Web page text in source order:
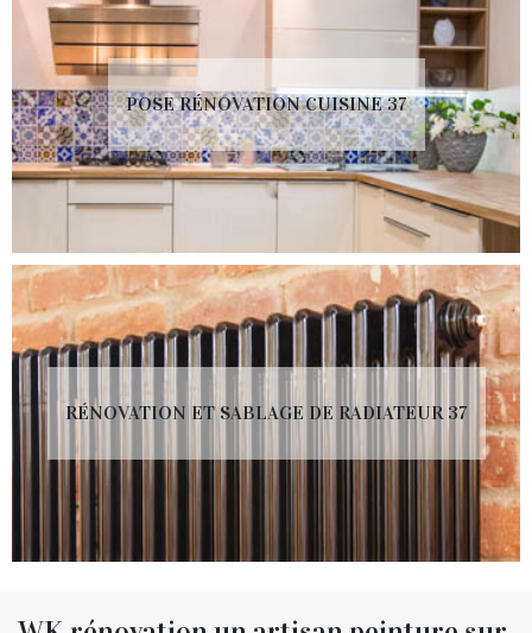
POSE RÉNOVATION CUISINE 37
RÉNOVATION ET SABLAGE DE RADIATEUR 37